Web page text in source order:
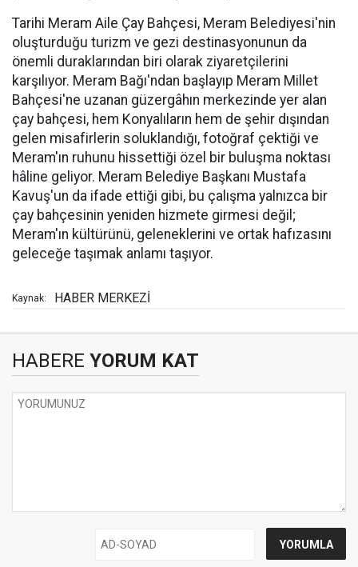
Tarihi Meram Aile Çay Bahçesi, Meram Belediyesi'nin
oluşturduğu turizm ve gezi destinasyonunun da
önemli duraklarından biri olarak ziyaretçilerini
karşılıyor. Meram Bağı'ndan başlayıp Meram Millet
Bahçesi'ne uzanan güzergâhın merkezinde yer alan
çay bahçesi, hem Konyalıların hem de şehir dışından
gelen misafirlerin soluklandığı, fotoğraf çektiği ve
Meram'ın ruhunu hissettiği özel bir buluşma noktası
hâline geliyor. Meram Belediye Başkanı Mustafa
Kavuş'un da ifade ettiği gibi, bu çalışma yalnızca bir
çay bahçesinin yeniden hizmete girmesi değil;
Meram'ın kültürünü, geleneklerini ve ortak hafızasını
geleceğe taşımak anlamı taşıyor.
Kaynak: HABER MERKEZİ
HABERE YORUM KAT